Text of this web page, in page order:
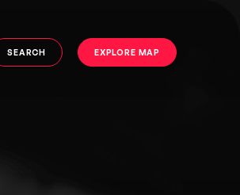
SEARCH EXPLORE MAP